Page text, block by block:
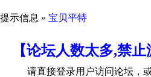
提示信息 » 宝贝平特
【论坛人数太多,禁
请直接登录用户访问论坛，